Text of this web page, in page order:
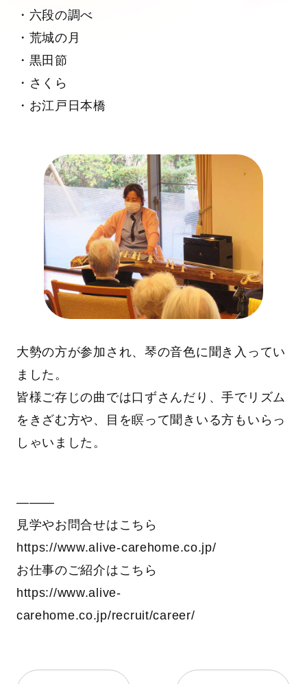
・六段の調べ
・荒城の月
・黒田節
・さくら
・お江戸日本橋
大勢の方が参加され、琴の音色に聞き入ってい
ました。
皆様ご存じの曲では口ずさんだり、手でリズム
をきざむ方や、目を瞑って聞きいる方もいらっ
しゃいました。
―――
見学やお問合せはこちら
https://www.alive-carehome.co.jp/
お仕事のご紹介はこちら
https://www.alive-
carehome.co.jp/recruit/career/